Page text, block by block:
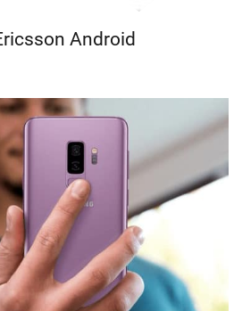
Android